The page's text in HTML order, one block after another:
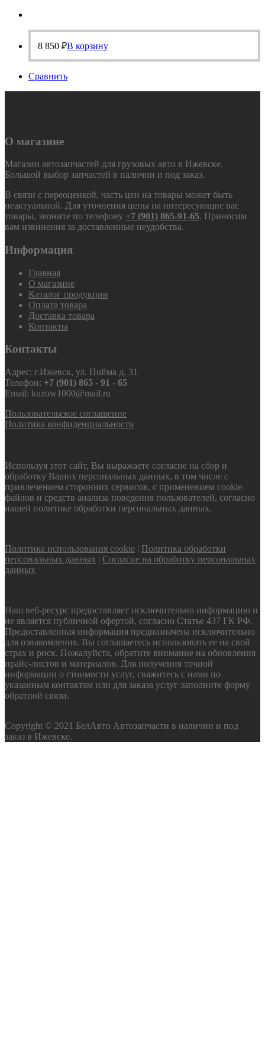
8 850 ₽В корзину
Сравнить
О магазине
Магазин автозапчастей для грузовых авто в Ижевске.
Большой выбор запчастей в наличии и под заказ.
В связи с переоценкой, часть цен на товары может быть
неактуальной. Для уточнения цены на интересующие вас
товары, звоните по телефону +7 (901) 865-91-65. Приносим
вам извинения за доставленные неудобства.
Информация
Главная
О магазине
Каталог продукции
Оплата товара
Доставка товара
Контакты
Контакты
Адрес: г.Ижевск, ул. Пойма д. 31
Телефон: +7 (901) 865 - 91 - 65
Email: kuzow1000@mail.ru
Пользовательское соглашение
Политика конфиденциальности
Используя этот сайт, Вы выражаете согласие на сбор и
обработку Ваших персональных данных, в том числе с
привлечением сторонних сервисов, с применением cookie-
файлов и средств анализа поведения пользователей, согласно
нашей политике обработки персональных данных.
Политика использования cookie | Политика обработки
персональных данных | Согласие на обработку персональных
данных
Наш веб-ресурс предоставляет исключительно информацию и
не является публичной офертой, согласно Статье 437 ГК РФ.
Предоставленная информация предназначена исключительно
для ознакомления. Вы соглашаетесь использовать ее на свой
страх и риск. Пожалуйста, обратите внимание на обновления
прайс-листов и материалов. Для получения точной
информации о стоимости услуг, свяжитесь с нами по
указанным контактам или для заказа услуг заполните форму
обратной связи.
Copyright © 2021 БелАвто Автозапчасти в наличии и под
заказ в Ижевске.